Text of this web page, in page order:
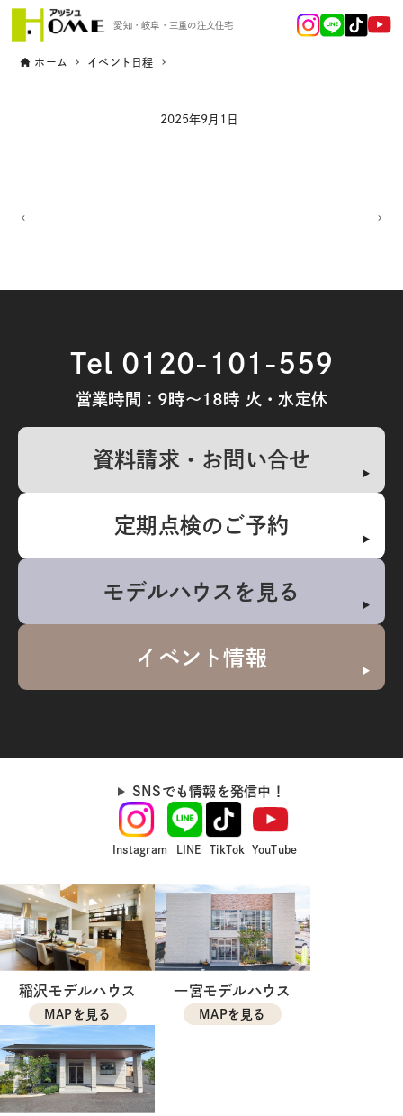
愛知・岐阜・三重の注文住宅
ホーム イベント日程
2025年9月1日
Tel 0120-101-559
営業時間：9時～18時 火・水定休
資料請求・お問い合せ
定期点検のご予約
モデルハウスを見る
イベント情報
SNSでも情報を発信中！
Instagram LINE TikTok YouTube
稲沢モデルハウス
MAPを見る
一宮モデルハウス
MAPを見る